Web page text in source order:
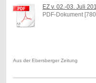
EZ v. 02.-03. Juli
PDF-Dokument
Aus der Ebersberger Zeitung